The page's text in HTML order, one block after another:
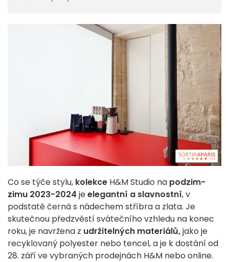
Co se týče stylu, kolekce H&M Studio na podzim-
zimu 2023-2024 jeelegantní a slavnostní, v
podstatě černá s nádechem stříbra a zlata. Je
skutečnou předzvěstí svátečního vzhledu na konec
roku, je navržena z udržitelných materiálů,jako je
recyklovaný polyester nebo tencel, a je k dostání od
28. září ve vybraných prodejnách H&M nebo online.